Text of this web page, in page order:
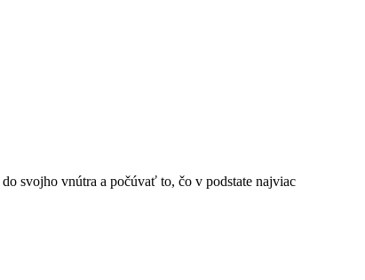
svojho vnútra a počúvať to, čo v podstate najviac